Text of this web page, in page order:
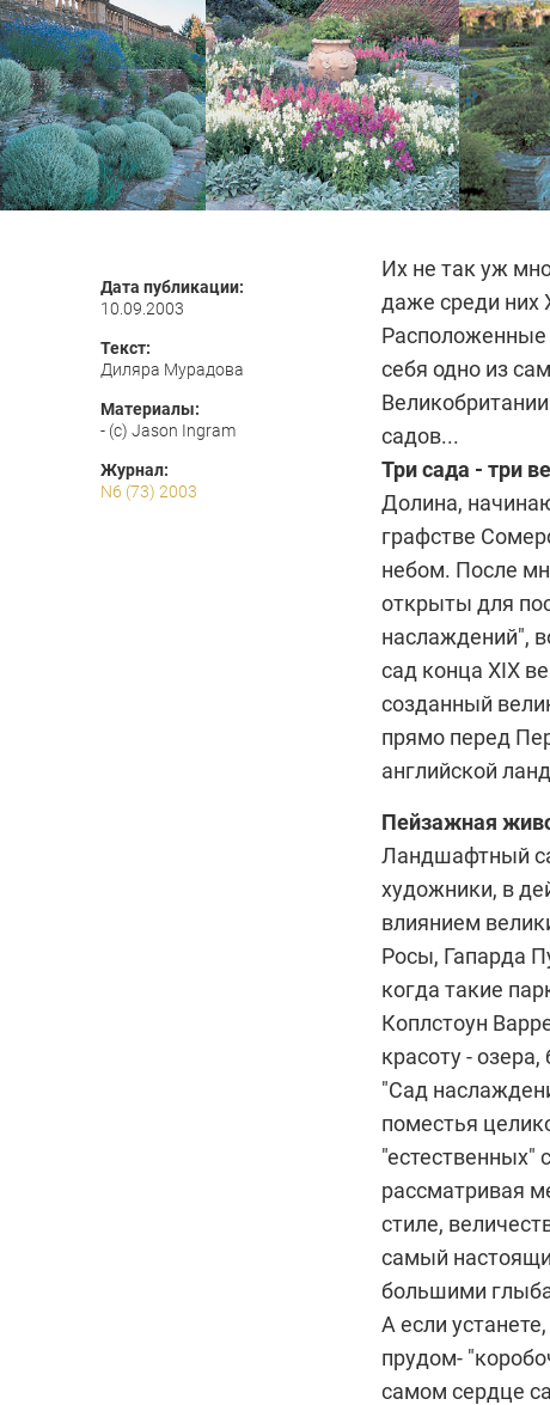
Дата публикации:
10.09.2003
Текст:
Диляра Мурадова
Материалы:
- (c) Jason Ingram
Журнал:
N6 (73) 2003
Их не так уж
даже среди них
Расположенные
себя одно из
садов...
Три сада - три
Долина,
графстве
небом. После
открыты для
наслаждений",
сад конца XIX
созданный
прямо перед
английской
Пейзажная
Ландшафтный
художники, в
влиянием
Росы, Гапарда
когда такие
Коплстоун
красоту -
"Сад
поместья
"естественных"
рассматривая
стиле,
самый
большими
А если
прудом-
самом сердце